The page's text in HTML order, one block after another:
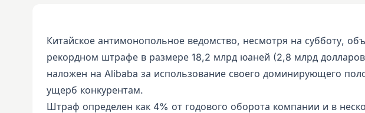
Китайское антимонопольное ведомство, несмотря на субботу,
рекордном штрафе в размере 18,2 млрд юаней (2,8 млрд
наложен на Alibaba за использование своего доминирующего
ущерб конкурентам.
Штраф определен как 4% от годового оборота компании и в